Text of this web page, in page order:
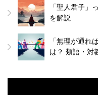
「聖人君子」
を解説
「無理が通れ
は？ 類語・対